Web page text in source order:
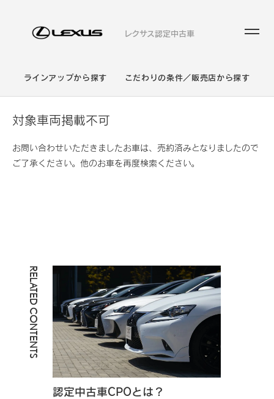
レクサス認定中古車
ラインアップから探す こだわりの条件／販売店から探す
対象車両掲載不可
お問い合わせいただきましたお車は、売約済みとなりましたので
ご了承ください。他のお車を再度検索ください。
RELATED CONTENTS
認定中古車CPOとは？